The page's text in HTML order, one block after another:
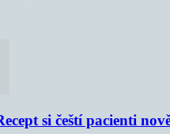
si čeští pacienti